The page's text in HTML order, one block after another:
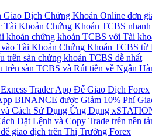
Dịch Chứng Khoán Online đơn
Khoản Chứng Khoán TCBS nhanh
khoản chứng khoán TCBS với Tài
Tài Khoản Chứng Khoán TCBS từ
trên sàn chứng khoán TCBS dễ nhất
sàn TCBS và Rút tiền về Ngân
Trader App Để Giao Dịch Forex
BINANCE được Giảm 10% Phí
Cách Sử Dụng Ứng Dụng
Đặt Lệnh và Copy Trade trên nền
giao dịch trên Thị Trường Forex